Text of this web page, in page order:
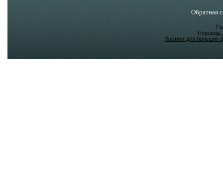
Обратная
Перевод:
Хостинг для больших